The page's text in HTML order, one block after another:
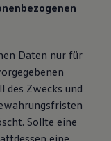
Daten nur für
des Zwecks und
Sollte eine
eine